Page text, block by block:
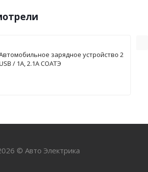
зарядное устройство 2
/ 1А, 2.1А СОАТЭ
© Авто Электрика